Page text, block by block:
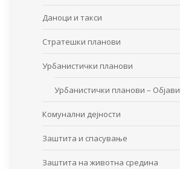
Даноци и такси
Стратешки планови
Урбанистички планови
Урбанистички планови – Објави
Комунални дејности
Заштита и спасување
Заштита на животна средина